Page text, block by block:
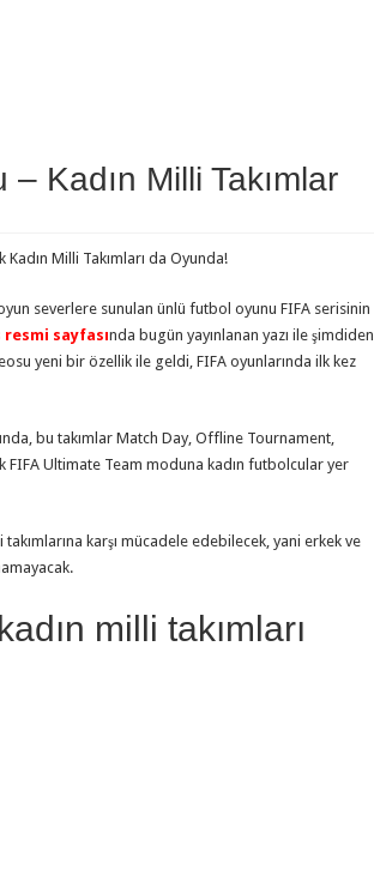
– Kadın Milli Takımlar
Kadın Milli Takımları da Oyunda!
severlere sunulan ünlü futbol oyunu FIFA serisinin
resmi sayfasında bugün yayınlanan yazı ile şimdiden
yeni bir özellik ile geldi, FIFA oyunlarında ilk kez
bu takımlar Match Day, Offline Tournament,
FIFA Ultimate Team moduna kadın futbolcular yer
karşı mücadele edebilecek, yani erkek ve
milli takımları